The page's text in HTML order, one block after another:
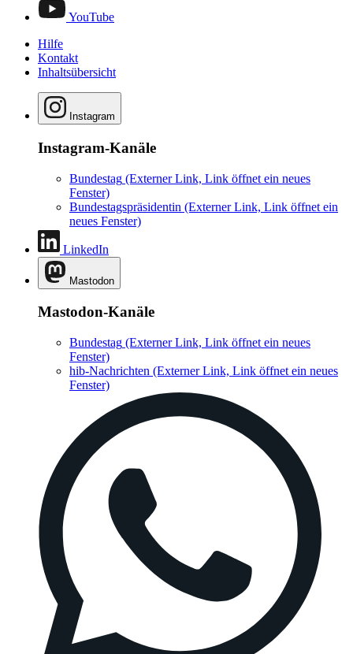
YouTube
Hilfe
Kontakt
Inhaltsübersicht
Instagram
Instagram-Kanäle
Bundestag (Externer Link, Link öffnet ein neues
Fenster)
Bundestagspräsidentin (Externer Link, Link öffnet ein
neues Fenster)
LinkedIn
Mastodon
Mastodon-Kanäle
Bundestag (Externer Link, Link öffnet ein neues
Fenster)
hib-Nachrichten (Externer Link, Link öffnet ein neues
Fenster)